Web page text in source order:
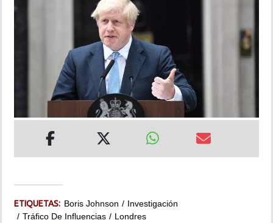
MUNDO
MULTIMEDIA
IMPRESO
ETIQUETAS: Boris Johnson
Investigación
Tráfico De Influencias
Londres